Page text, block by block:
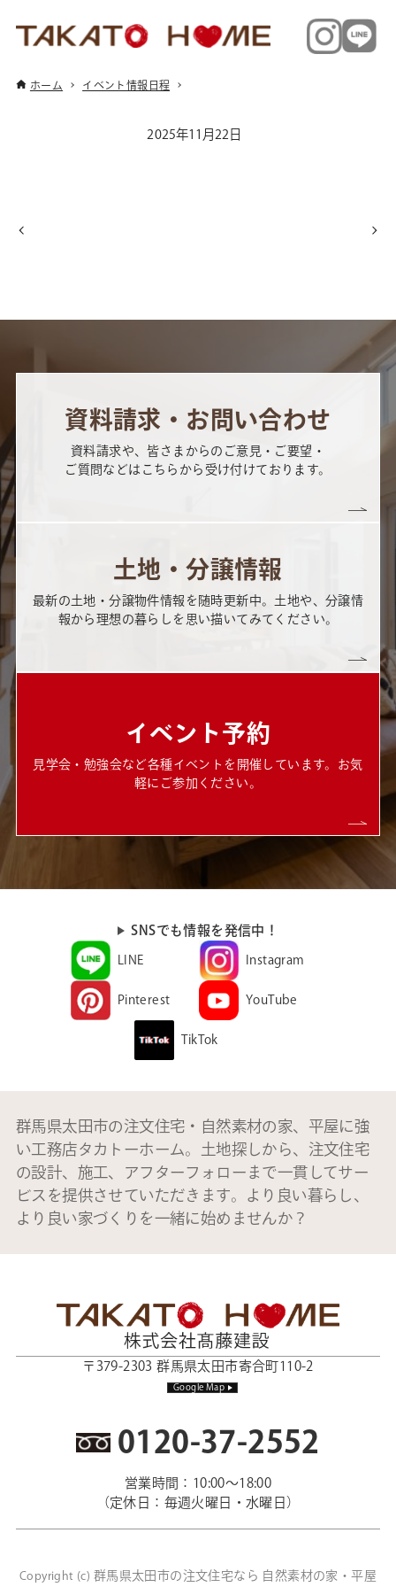
ホーム イベント情報日程
2025年11月22日
資料請求・お問い合わせ
資料請求や、皆さまからのご意見・ご要望・
ご質問などはこちらから受け付けております。
土地・分譲情報
最新の土地・分譲物件情報を随時更新中。土地や、分譲情
報から理想の暮らしを思い描いてみてください。
イベント予約
見学会・勉強会など各種イベントを開催しています。お気
軽にご参加ください。
SNSでも情報を発信中！
LINE Instagram
Pinterest YouTube
TikTok
群馬県太田市の注文住宅・自然素材の家、平屋に強
い工務店タカトーホーム。土地探しから、注文住宅
の設計、施工、アフターフォローまで一貫してサー
ビスを提供させていただきます。より良い暮らし、
より良い家づくりを一緒に始めませんか？
〒379-2303 群馬県太田市寄合町110-2
Google Map
0120-37-2552
営業時間：10:00～18:00
（定休日：毎週火曜日・水曜日）
Copyright (c) 群馬県太田市の注文住宅なら 自然素材の家・平屋